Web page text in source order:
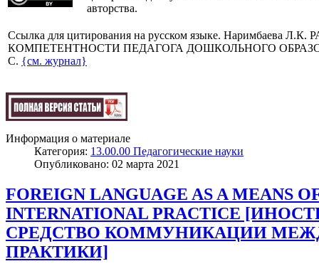
авторства.
Cсылка для цитирования на русском языке. Наримбаева
КОМПЕТЕНТНОСТИ ПЕДАГОГА ДОШКОЛЬНОГО
C. {см. журнал}
Информация о материале
Категория: 13.00.00 Педагогические науки
Опубликовано: 02 марта 2021
FOREIGN LANGUAGE AS A MEANS
INTERNATIONAL PRACTICE
СРЕДСТВО КОММУНИКАЦИИ
ПРАКТИКИ]